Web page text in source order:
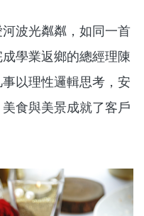
波光粼粼，如同一首
學業返鄉的總經理陳
以理性邏輯思考，安
食與美景成就了客戶